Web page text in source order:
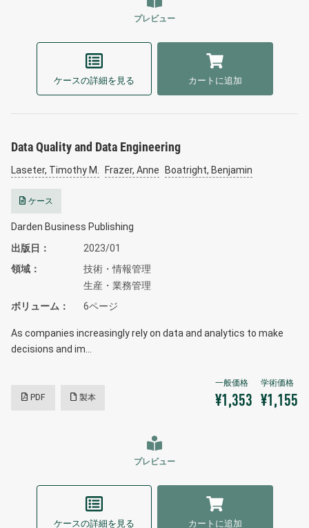
プレビュー
ケースの詳細を見る カートに追加
Data Quality and Data Engineering
Laseter, Timothy M. Frazer, Anne Boatright, Benjamin
ケース
Darden Business Publishing
出版日
2023/01
領域
技術・情報管理
生産・業務管理
ボリューム
6ページ
As companies increasingly rely on data and analytics to make
decisions and im…
PDF 製本 ¥1,353 ¥1,155
プレビュー
ケースの詳細を見る カートに追加